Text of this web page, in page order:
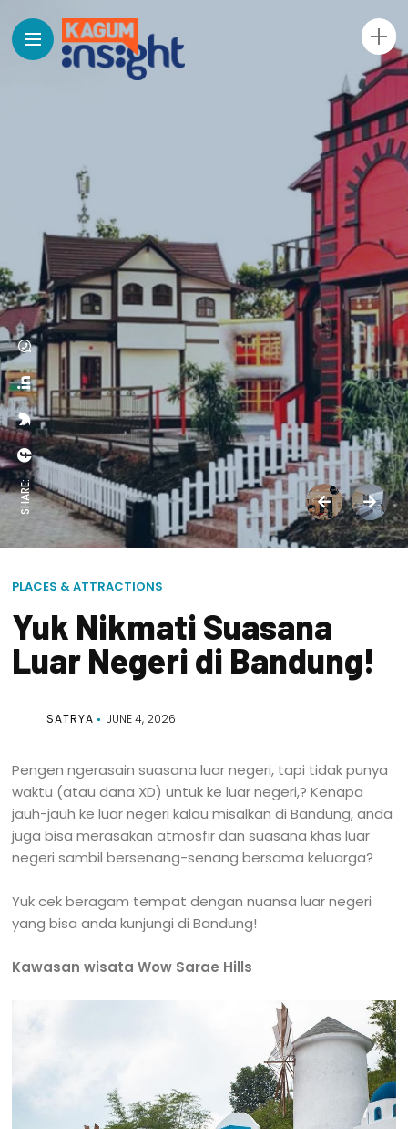
SHARE:
PLACES & ATTRACTIONS
Yuk Nikmati Suasana
Luar Negeri di Bandung!
SATRYA JUNE 4, 2026
Pengen ngerasain suasana luar negeri, tapi tidak punya
waktu (atau dana XD) untuk ke luar negeri,? Kenapa
jauh-jauh ke luar negeri kalau misalkan di Bandung, anda
juga bisa merasakan atmosfir dan suasana khas luar
negeri sambil bersenang-senang bersama keluarga?
Yuk cek beragam tempat dengan nuansa luar negeri
yang bisa anda kunjungi di Bandung!
Kawasan wisata Wow Sarae Hills